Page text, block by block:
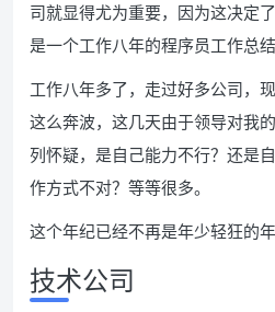
司就显得尤为重要，因为这决定
是一个工作八年的程序员工作总
工作八年多了，走过好多公司，
这么奔波，这几天由于领导对我
列怀疑，是自己能力不行？还是
作方式不对？等等很多。
这个年纪已经不再是年少轻狂的年
技术公司